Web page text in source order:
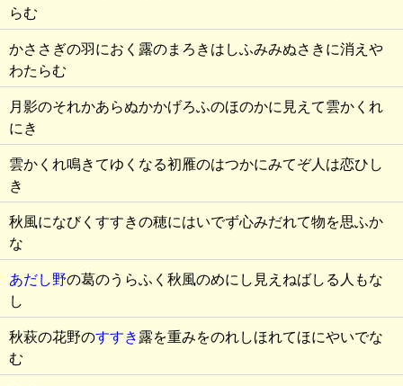
らむ
かささぎの羽におく露のまろきはしふみみぬさきに消えや
わたらむ
月影のそれかあらぬかかげろふのほのかに見えて雲かくれ
にき
雲かくれ鳴きてゆくなる初雁のはつかにみてぞ人は恋ひし
き
秋風になびくすすきの穂にはいでず心みだれて物を思ふか
な
あだし野の葛のうらふく秋風のめにし見えねばしる人もな
し
秋萩の花野のすすき 露を重みをのれしほれてほにやいでな
む